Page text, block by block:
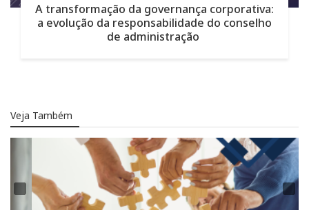
A transformação da governança corporativa:
a evolução da responsabilidade do conselho
de administração
Veja Também